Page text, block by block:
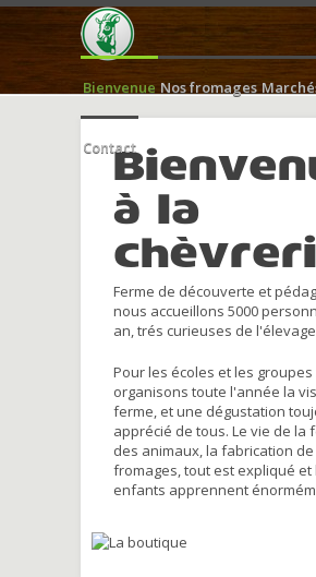
Bienvenue Nos fromages
Contact
à la
Ferme de découverte et
nous accueillons 5000
an, trés curieuses de
Pour les écoles et les
organisons toute l'année la
ferme, et une dégustation
apprécié de tous. Le vie de la
des animaux, la fabrication
fromages, tout est expliqué et
enfants apprennent